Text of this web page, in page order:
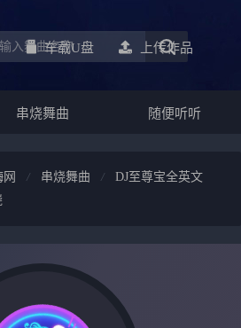
车载u盘 上传作品
串烧舞曲 随便听听
串烧舞曲
DJ至尊宝全英文